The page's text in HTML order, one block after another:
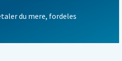
du mere, fordeles